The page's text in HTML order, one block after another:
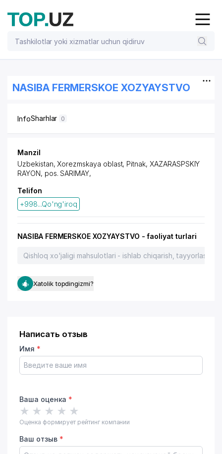
NASIBA FERMERSKOE XOZYAYSTVO
InfoSharhlar 0
Manzil
Uzbekistan, Xorezmskaya oblast, Pitnak, XAZARASPSKIY
RAYON, pos. SARIMAY,
Telifon
+998...Qo'ng'iroq
NASIBA FERMERSKOE XOZYAYSTVO - faoliyat turlari
Qishloq xo'jaligi mahsulotlari - ishlab chiqarish, tayyorlash,
Xatolik topdingizmi?
Написать отзыв
Имя *
Ваша оценка *
★ ★ ★ ★ ★
Оценка формирует рейтинг компании
Ваш отзыв *